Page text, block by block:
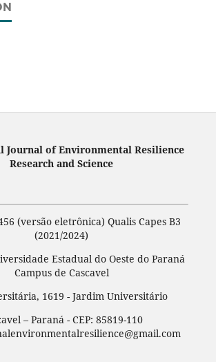
Journal of Environmental Resilience
Research and Science
(versão eletrônica) Qualis Capes B3
(2021/2024)
Estadual do Oeste do Paraná
Campus de Cascavel
1619 - Jardim Universitário
– Paraná - CEP: 85819-110